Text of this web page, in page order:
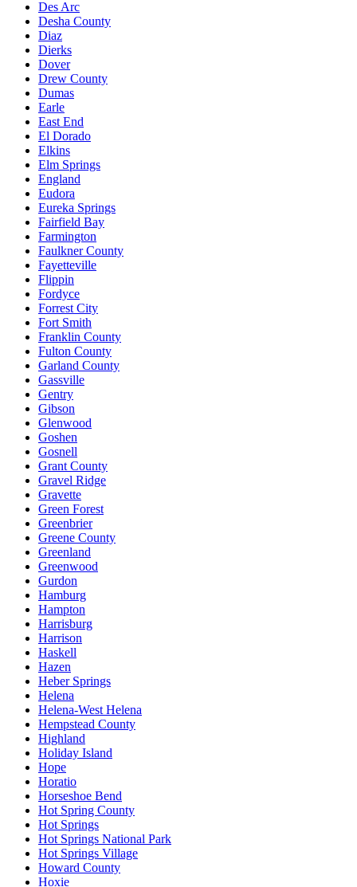
Des Arc
Desha County
Diaz
Dierks
Dover
Drew County
Dumas
Earle
East End
El Dorado
Elkins
Elm Springs
England
Eudora
Eureka Springs
Fairfield Bay
Farmington
Faulkner County
Fayetteville
Flippin
Fordyce
Forrest City
Fort Smith
Franklin County
Fulton County
Garland County
Gassville
Gentry
Gibson
Glenwood
Goshen
Gosnell
Grant County
Gravel Ridge
Gravette
Green Forest
Greenbrier
Greene County
Greenland
Greenwood
Gurdon
Hamburg
Hampton
Harrisburg
Harrison
Haskell
Hazen
Heber Springs
Helena
Helena-West Helena
Hempstead County
Highland
Holiday Island
Hope
Horatio
Horseshoe Bend
Hot Spring County
Hot Springs
Hot Springs National Park
Hot Springs Village
Howard County
Hoxie